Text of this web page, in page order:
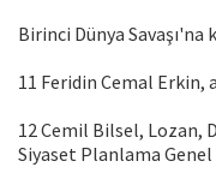
Birinci Dünya
11 Feridin Cemal Erkin,
12 Cemil Bilsel, Lozan,
Siyaset Planlama Genel